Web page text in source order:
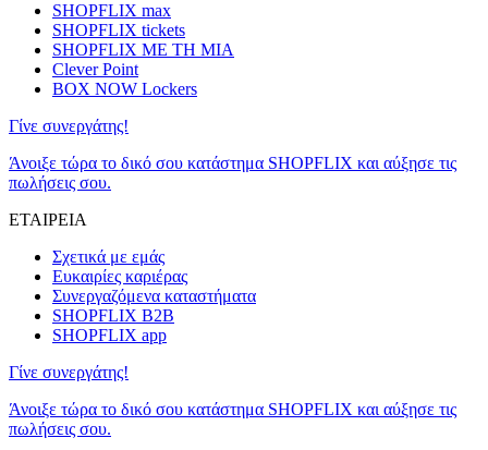
SHOPFLIX max
SHOPFLIX tickets
SHOPFLIX ΜΕ ΤΗ ΜΙΑ
Clever Point
BOX NOW Lockers
Γίνε συνεργάτης!
Άνοιξε τώρα το δικό σου κατάστημα SHOPFLIX και αύξησε τις
πωλήσεις σου.
ΕΤΑΙΡΕΙΑ
Σχετικά με εμάς
Ευκαιρίες καριέρας
Συνεργαζόμενα καταστήματα
SHOPFLIX B2B
SHOPFLIX app
Γίνε συνεργάτης!
Άνοιξε τώρα το δικό σου κατάστημα SHOPFLIX και αύξησε τις
πωλήσεις σου.